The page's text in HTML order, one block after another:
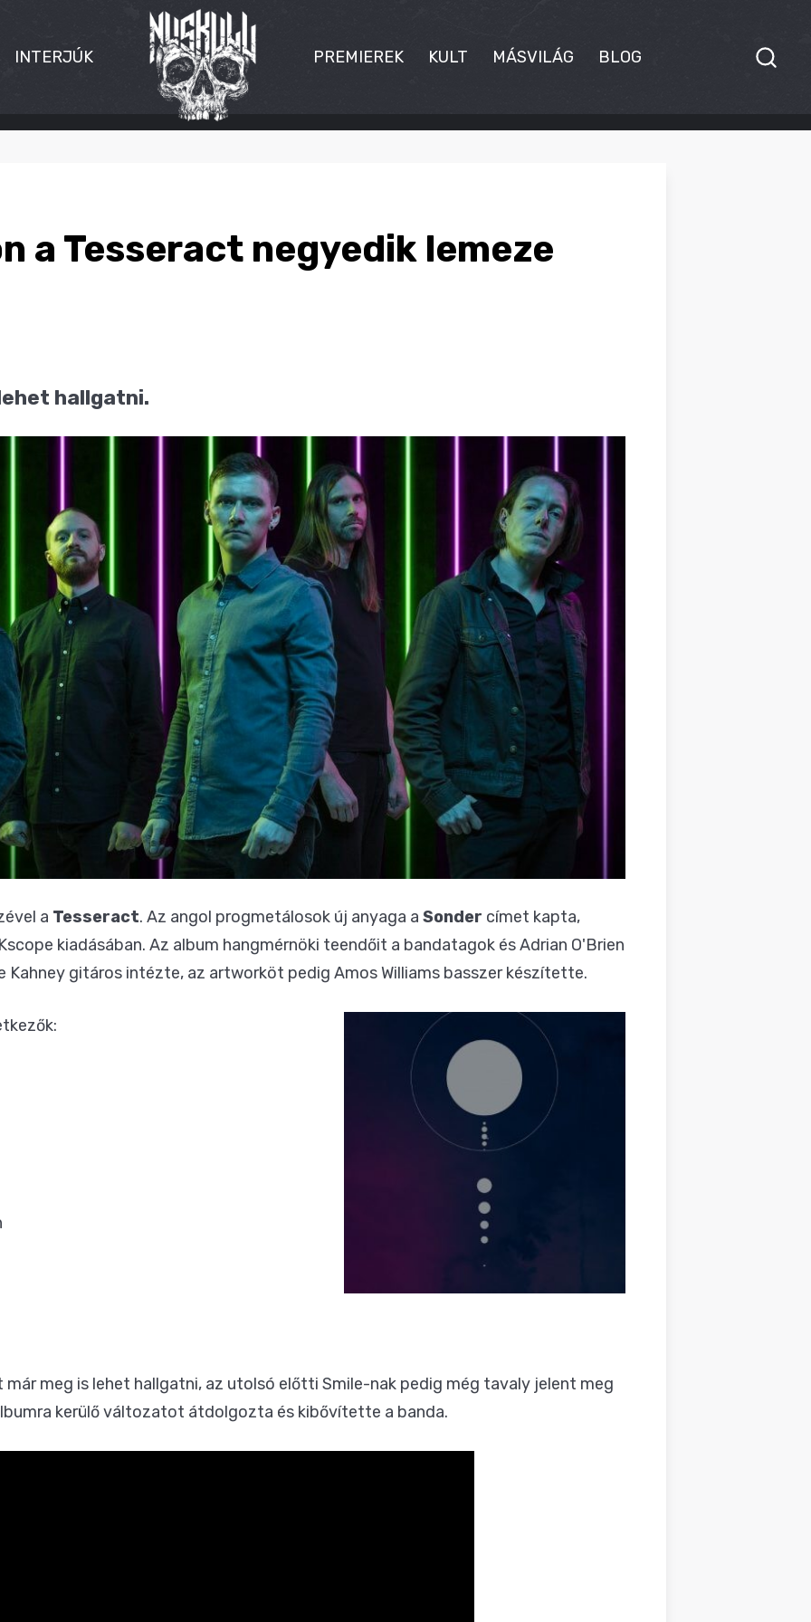
INTERJÚK PREMIEREK KULT MÁSVILÁG BLOG
a Tesseract negyedik lemeze
hallgatni.
a Tesseract. Az angol progmetálosok új anyaga a Sonder címet kapta,
kiadásában. Az album hangmérnöki teendőit a bandatagok és Adrian O'Brien
Kahney gitáros intézte, az artworköt pedig Amos Williams basszer készítette.
már meg is lehet hallgatni, az utolsó előtti Smile-nak pedig még tavaly jelent meg
kerülő változatot átdolgozta és kibővítette a banda.